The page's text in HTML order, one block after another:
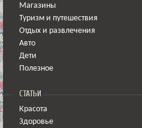
Магазины
Туризм и путешествия
Отдых и развлечения
Авто
Дети
Полезное
СТАТЬИ
Красота
Здоровье